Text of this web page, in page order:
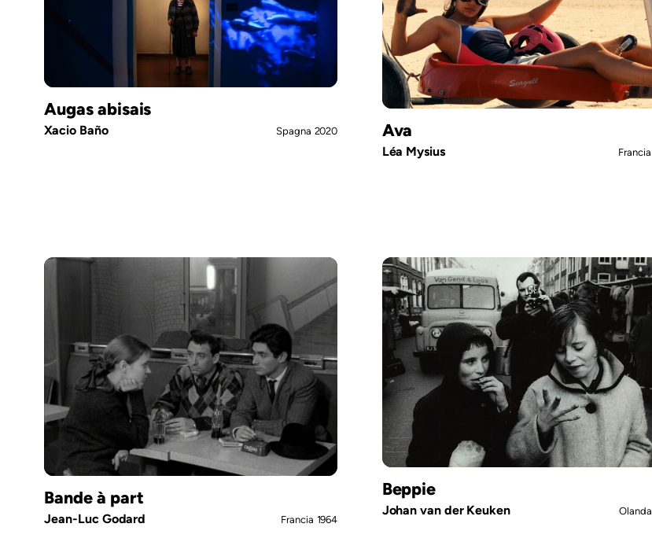
Augas abisais
Xacio Baño Spagna 2020 Ava
Léa Mysius Francia
Bande à part
Jean-Luc Godard Francia 1964
Beppie
Johan van der Keuken Olanda